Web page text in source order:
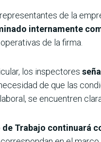
de la
internamente
de la firma.
los inspectores
de que las
se encuentren
Trabajo continuará